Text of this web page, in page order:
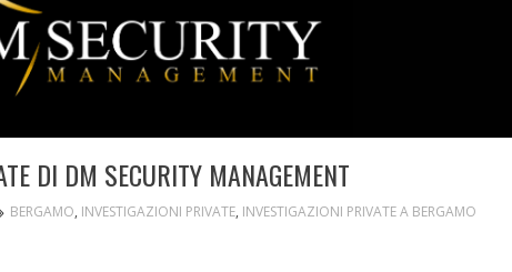
DI DM SECURITY MANAGEMENT
BERGAMO, INVESTIGAZIONI PRIVATE, INVESTIGAZIONI PRIVATE A BERGAMO